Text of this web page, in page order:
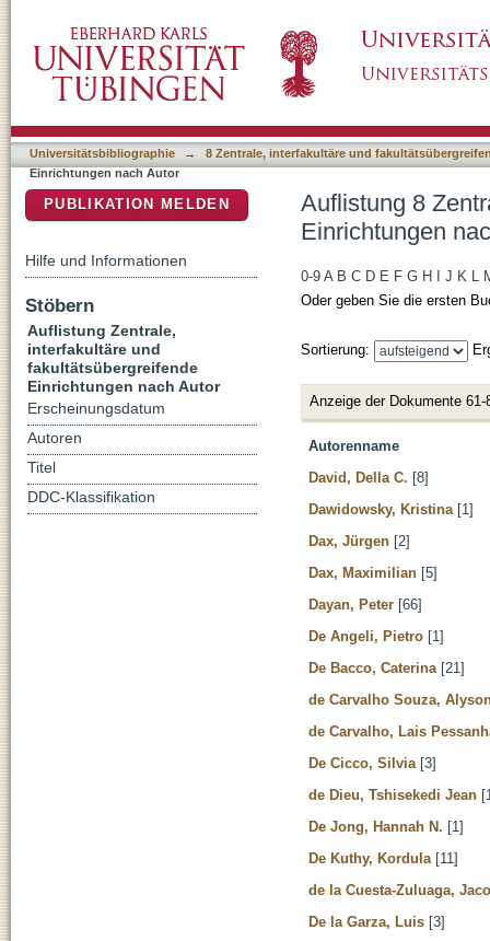
Universitätsbibliographie →
8 Zentrale, interfakultäre und
Einrichtungen nach Autor
Auflistung 8
Einrichtungen
0-9 A B C D E F G H J K L
Oder geben Sie die ersten
Sortierung:
Anzeige der Dokumente 61-
Autorenname
David, Della C. [8]
Dawidowsky, Kristina [1]
Dax, Jürgen [2]
Dax, Maximilian [5]
Dayan, Peter [66]
De Angeli, Pietro [1]
De Bacco, Caterina [21]
de Carvalho Souza,
de Carvalho, Lais
De Cicco, Silvia [3]
de Dieu, Tshisekedi Jean
De Jong, Hannah N. [1]
De Kuthy, Kordula [11]
de la Cuesta-Zuluaga,
De la Garza, Luis [3]
PUBLIKATION MELDEN
Hilfe und Informationen
Stöbern
Auflistung Zentrale,
interfakultäre und
fakultätsübergreifende
Einrichtungen nach Autor
Erscheinungsdatum
Autoren
Titel
DDC-Klassifikation